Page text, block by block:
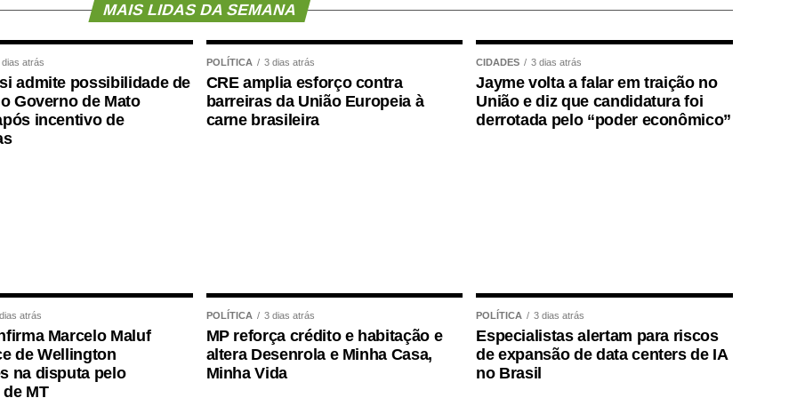
pessoas foram mobilizadas e uma estrutura de
empenhada e na seriedade de uma decisão
de Maluf confirmar publicamente sua
caminhar juntas nas eleições.
de última hora na chapa de Wellington,
a vaga de vice. Antes de ser indicado,
MAIS LIDAS DA SEMANA
dias atrás
admite possibilidade de
Governo de Mato
incentivo de
POLÍTICA 3 dias atrás
CRE amplia esforço contra
barreiras da União Europeia à
carne brasileira
CIDADES 3 dias atrás
Jayme volta a falar em traição no
União e diz que candidatura foi
derrotada pelo “poder econômico”
atrás
Marcelo Maluf
de Wellington
na disputa pelo
MT
POLÍTICA 3 dias atrás
MP reforça crédito e habitação e
altera Desenrola e Minha Casa,
Minha Vida
POLÍTICA 3 dias atrás
Especialistas alertam para riscos
de expansão de data centers de IA
no Brasil